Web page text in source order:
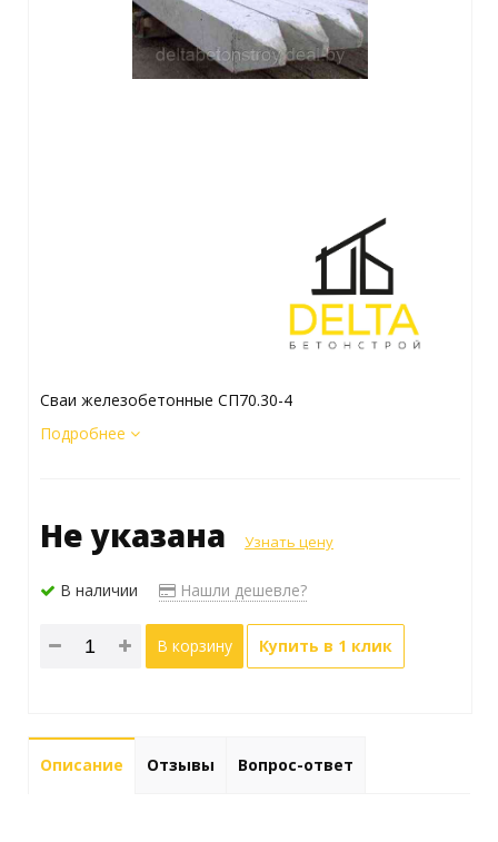
Сваи железобетонные СП70.30-4
Подробнее
Не указана Узнать цену
В наличии Нашли дешевле?
В корзину Купить в 1 клик
Описание Отзывы Вопрос-ответ